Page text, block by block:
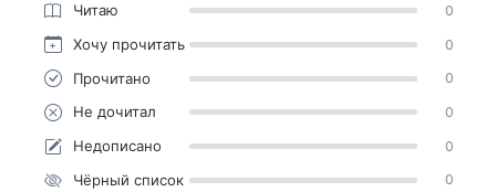
Читаю 0
Хочу прочитать 0
Прочитано 0
Не дочитал 0
Недописано 0
Чёрный список 0